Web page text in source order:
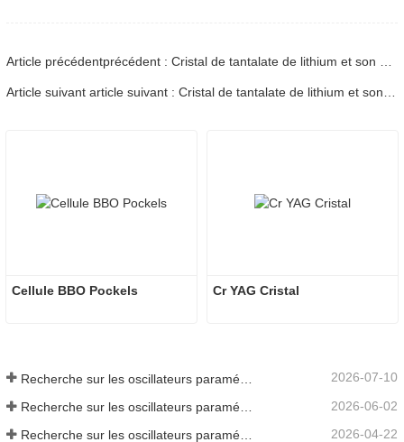
Article précédentprécédent : Cristal de tantalate de lithium et son application - 09
Article suivant article suivant : Cristal de tantalate de lithium et son application - 10
Cellule BBO Pockels Cr YAG Cristal
2026-07-10
2026-06-02
2026-04-22